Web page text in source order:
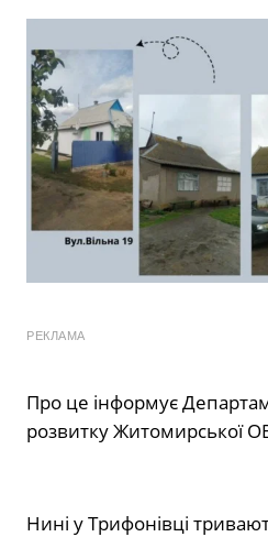
РЕКЛАМА
Про це інформує
розвитку Житомирської
Нині у Трифонівці